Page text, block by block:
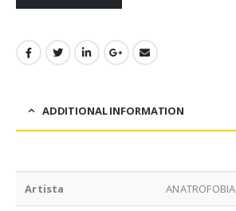
ADDITIONAL INFORMATION
Artista ANATROFOBIA